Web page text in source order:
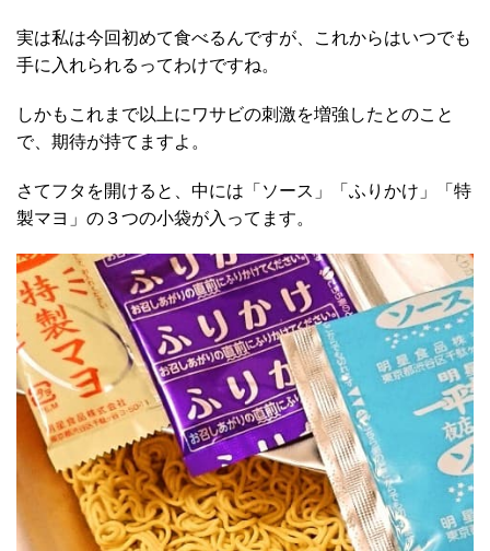
実は私は今回初めて食べるんですが、これからはいつでも
手に入れられるってわけですね。
しかもこれまで以上にワサビの刺激を増強したとのこと
で、期待が持てますよ。
さてフタを開けると、中には「ソース」「ふりかけ」「特
製マヨ」の３つの小袋が入ってます。